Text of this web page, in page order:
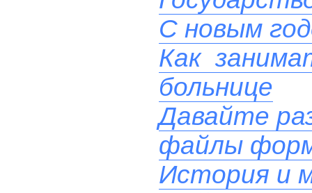
С новым
Как
больнице
Давайте
файлы
История и